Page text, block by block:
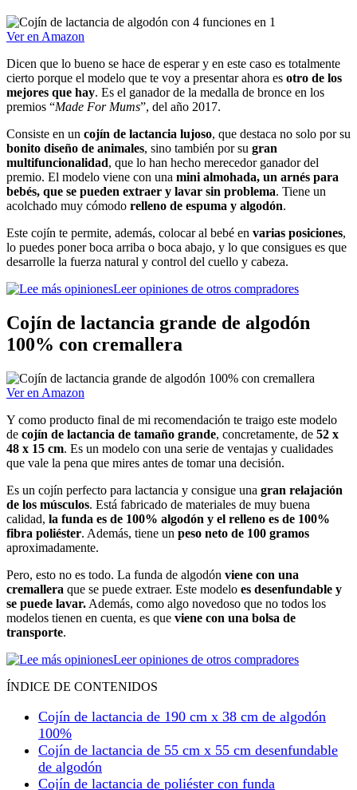
Ver en Amazon
Dicen que lo bueno se hace de esperar y en este caso es totalmente
cierto porque el modelo que te voy a presentar ahora es otro de los
mejores que hay. Es el ganador de la medalla de bronce en los
premios “Made For Mums”, del año 2017.
Consiste en un cojín de lactancia lujoso, que destaca no solo por su
bonito diseño de animales, sino también por su gran
multifuncionalidad, que lo han hecho merecedor ganador del
premio. El modelo viene con una mini almohada, un arnés para
bebés, que se pueden extraer y lavar sin problema. Tiene un
acolchado muy cómodo relleno de espuma y algodón.
Este cojín te permite, además, colocar al bebé en varias posiciones,
lo puedes poner boca arriba o boca abajo, y lo que consigues es que
desarrolle la fuerza natural y control del cuello y cabeza.
Leer opiniones de otros compradores
Cojín de lactancia grande de algodón
100% con cremallera
Ver en Amazon
Y como producto final de mi recomendación te traigo este modelo
de cojín de lactancia de tamaño grande, concretamente, de 52 x
48 x 15 cm. Es un modelo con una serie de ventajas y cualidades
que vale la pena que mires antes de tomar una decisión.
Es un cojín perfecto para lactancia y consigue una gran relajación
de los músculos. Está fabricado de materiales de muy buena
calidad, la funda es de 100% algodón y el relleno es de 100%
fibra poliéster. Además, tiene un peso neto de 100 gramos
aproximadamente.
Pero, esto no es todo. La funda de algodón viene con una
cremallera que se puede extraer. Este modelo es desenfundable y
se puede lavar. Además, como algo novedoso que no todos los
modelos tienen en cuenta, es que viene con una bolsa de
transporte.
Leer opiniones de otros compradores
ÍNDICE DE CONTENIDOS
Cojín de lactancia de 190 cm x 38 cm de algodón
100%
Cojín de lactancia de 55 cm x 55 cm desenfundable
de algodón
Cojín de lactancia de poliéster con funda